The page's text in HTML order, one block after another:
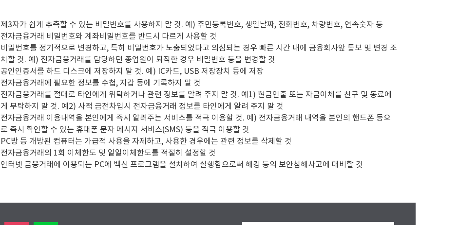
제3자가 쉽게 추측할 수 있는 비밀번호를 사용하지 말 것. 예) 주민등록번호, 생일날짜, 전화번호, 차량번호, 연속숫자 등
전자금융거래 비밀번호와 계좌비밀번호를 반드시 다르게 사용할 것
비밀번호를 정기적으로 변경하고, 특히 비밀번호가 노출되었다고 의심되는 경우 빠른 시간 내에 금융회사앞 통보 및 변경 조
치할 것. 예) 전자금융거래를 담당하던 종업원이 퇴직한 경우 비밀번호 등을 변경할 것
공인인증서를 하드 디스크에 저장하지 말 것. 예) IC카드, USB 저장장치 등에 저장
전자금융거래에 필요한 정보를 수첩, 지갑 등에 기록하지 말 것
전자금융거래를 절대로 타인에게 위탁하거나 관련 정보를 알려 주지 말 것. 예1) 현금인출 또는 자금이체를 친구 및 동료에
게 부탁하지 말 것. 예2) 사적 금전차입시 전자금융거래 정보를 타인에게 알려 주지 말 것
전자금융거래 이용내역을 본인에게 즉시 알려주는 서비스를 적극 이용할 것. 예) 전자금융거래 내역을 본인의 핸드폰 등으
로 즉시 확인할 수 있는 휴대폰 문자 메시지 서비스(SMS) 등을 적극 이용할 것
PC방 등 개방된 컴퓨터는 가급적 사용을 자제하고, 사용한 경우에는 관련 정보를 삭제할 것
전자금융거래의 1회 이체한도 및 일일이체한도를 적절히 설정할 것
인터넷 금융거래에 이용되는 PC에 백신 프로그램을 설치하여 실행함으로써 해킹 등의 보안침해사고에 대비할 것